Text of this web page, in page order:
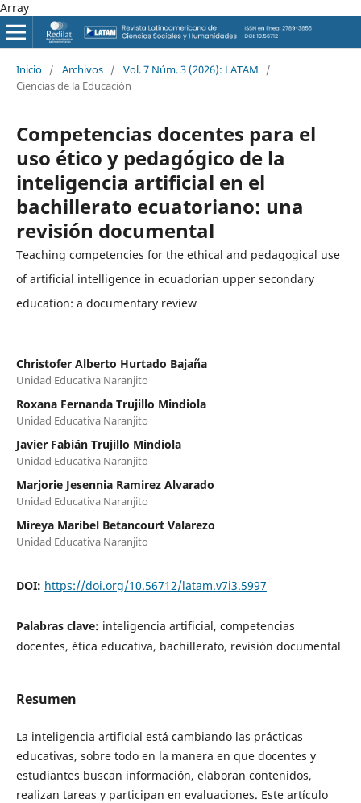
Array
Inicio / Archivos / Vol. 7 Núm. 3 (2026): LATAM
/
Ciencias de la Educación
Competencias docentes para el
uso ético y pedagógico de la
inteligencia artificial en el
bachillerato ecuatoriano: una
revisión documental
Teaching competencies for the ethical and pedagogical use
of artificial intelligence in ecuadorian upper secondary
education: a documentary review
Christofer Alberto Hurtado Bajaña
Unidad Educativa Naranjito
Roxana Fernanda Trujillo Mindiola
Unidad Educativa Naranjito
Javier Fabián Trujillo Mindiola
Unidad Educativa Naranjito
Marjorie Jesennia Ramirez Alvarado
Unidad Educativa Naranjito
Mireya Maribel Betancourt Valarezo
Unidad Educativa Naranjito
DOI: https://doi.org/10.56712/latam.v7i3.5997
Palabras clave: inteligencia artificial, competencias
docentes, ética educativa, bachillerato, revisión documental
Resumen
La inteligencia artificial está cambiando las prácticas
educativas, sobre todo en la manera en que docentes y
estudiantes buscan información, elaboran contenidos,
realizan tareas y participan en evaluaciones. Este artículo